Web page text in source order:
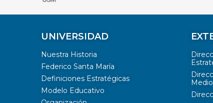
UNIVERSIDAD
Nuestra Historia
Federico Santa María
Definiciones Estratégicas
Modelo Educativo
Medio